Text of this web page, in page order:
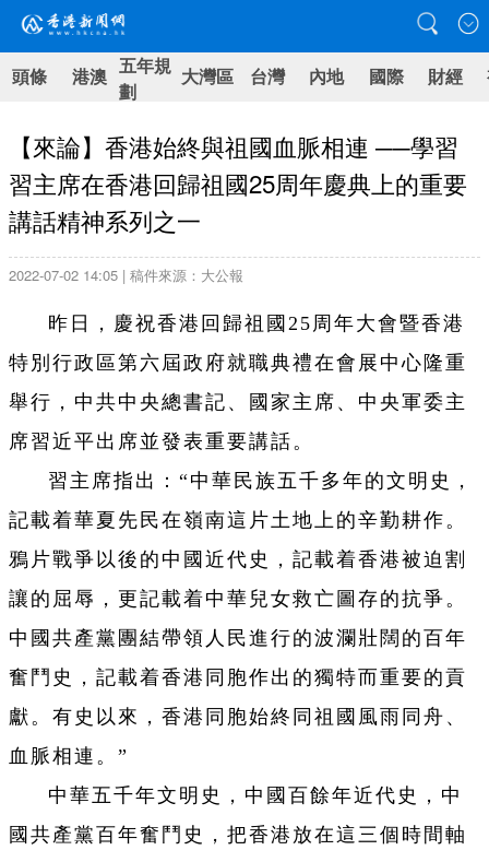
頭條 港澳 五年規
劃
大灣區 台灣 內地 國際 財經
【來論】香港始終與祖國血脈相連 ──學習
習主席在香港回歸祖國25周年慶典上的重要
講話精神系列之一
2022-07-02 14:05 | 稿件來源：大公報
昨日，慶祝香港回歸祖國25周年大會暨香港
特別行政區第六屆政府就職典禮在會展中心隆重
舉行，中共中央總書記、國家主席、中央軍委主
席習近平出席並發表重要講話。
習主席指出：“中華民族五千多年的文明史，
記載着華夏先民在嶺南這片土地上的辛勤耕作。
鴉片戰爭以後的中國近代史，記載着香港被迫割
讓的屈辱，更記載着中華兒女救亡圖存的抗爭。
中國共產黨團結帶領人民進行的波瀾壯闊的百年
奮鬥史，記載着香港同胞作出的獨特而重要的貢
獻。有史以來，香港同胞始終同祖國風雨同舟、
血脈相連。”
中華五千年文明史，中國百餘年近代史，中
國共產黨百年奮鬥史，把香港放在這三個時間軸